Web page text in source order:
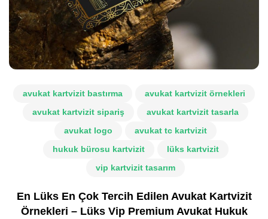
avukat kartvizit bastırma
avukat kartvizit örnekleri
avukat kartvizit sipariş
avukat kartvizit tasarla
avukat logo
avukat tc kartvizit
hukuk bürosu kartvizit
lüks kartvizit
vip kartvizit tasarım
En Lüks En Çok Tercih Edilen Avukat Kartvizit
Örnekleri – Lüks Vip Premium Avukat Hukuk